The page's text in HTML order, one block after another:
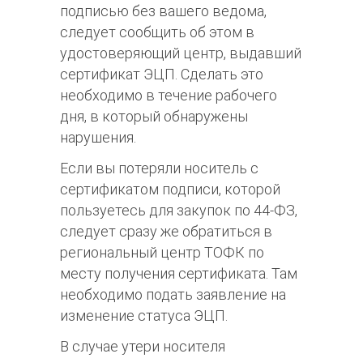
подписью без вашего ведома,
следует сообщить об этом в
удостоверяющий центр, выдавший
сертификат ЭЦП. Сделать это
необходимо в течение рабочего
дня, в который обнаружены
нарушения.
Если вы потеряли носитель с
сертификатом подписи, которой
пользуетесь для закупок по 44-ФЗ,
следует сразу же обратиться в
региональный центр ТОФК по
месту получения сертификата. Там
необходимо подать заявление на
изменение статуса ЭЦП.
В случае утери носителя